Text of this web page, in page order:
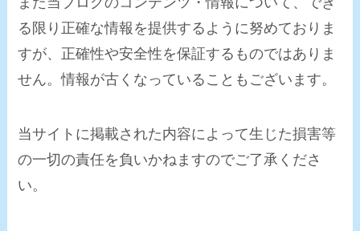
る限り正確な情報を提供するように努めておりま
すが、正確性や安全性を保証するものではありま
せん。情報が古くなっていることもございます。
当サイトに掲載された内容によって生じた損害等
の一切の責任を負いかねますのでご了承くださ
い。